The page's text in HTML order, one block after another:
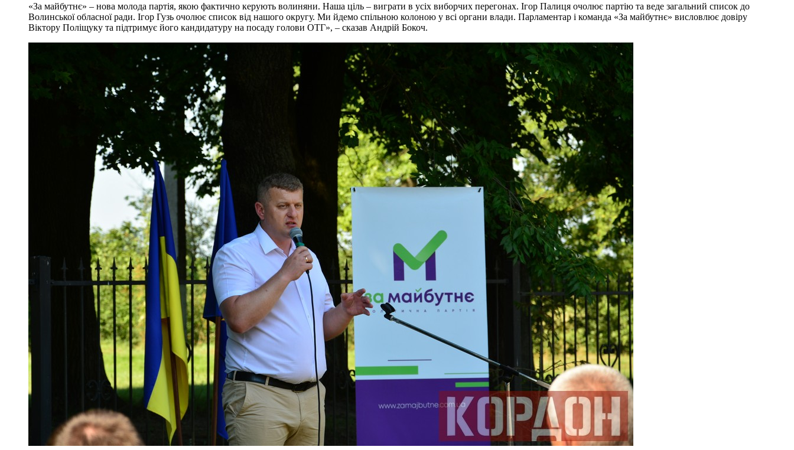
«За майбутнє» – нова молода партія, якою фактично керують волиняни. Наша ціль – виграти в усіх виборчих перегонах. Ігор Палиця очолює партію та веде загальний список до
Волинської обласної ради. Ігор Гузь очолює список від нашого округу. Ми йдемо спільною колоною у всі органи влади. Парламентар і команда «За майбутнє» висловлює довіру
Віктору Поліщуку та підтримує його кандидатуру на посаду голови ОТГ», – сказав Андрій Бокоч.